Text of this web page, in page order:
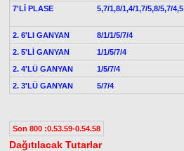
7'Lİ PLASE
5,7/1,8/1,4/1,7/5,8/5,7/4,5
2. 6'LI GANYAN
8/1/1/5/7/4
2. 5'Lİ GANYAN
1/1/5/7/4
2. 4'LÜ GANYAN
1/5/7/4
2. 3'LÜ GANYAN
5/7/4
Son 800 :0.53.59-0.54.58
Dağıtılacak Tutarlar